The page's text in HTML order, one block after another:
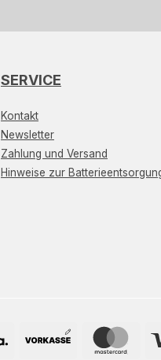
SERVICE
Kontakt
Newsletter
Zahlung und Versand
Hinweise zur